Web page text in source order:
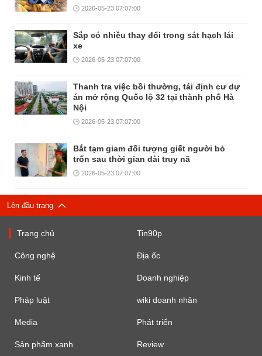
2026-05-23 07:07:00
Sắp có nhiều thay đổi trong sát hạch lái
xe
2026-05-23 07:07:00
Thanh tra việc bồi thường, tái định cư dự
án mở rộng Quốc lộ 32 tại thành phố Hà
Nội
2026-05-23 07:07:00
Bắt tạm giam đối tượng giết người bỏ
trốn sau thời gian dài truy nã
2026-05-23 07:07:00
Lên đầu trang
Trang chủ Tin90p
Công nghệ Địa ốc
Kinh tế Doanh nghiệp
Pháp luật wiki doanh nhân
Media Phát triển
Sản phẩm xanh Review